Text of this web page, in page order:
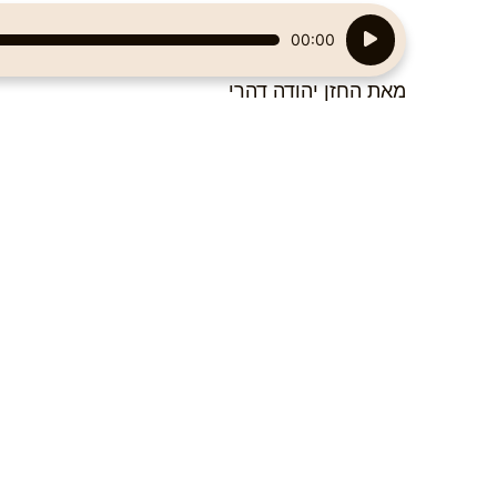
נגן
אודיו
00:00
מאת החזן יהודה דהרי